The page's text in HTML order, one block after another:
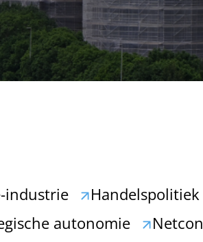
industrie
Handelspolitiek
autonomie